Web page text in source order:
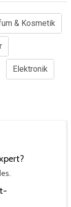
& Kosmetik
Elektronik